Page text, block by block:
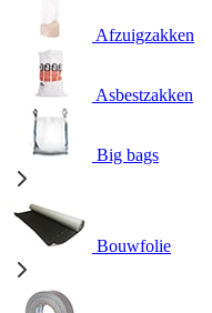
Afzuigzakken
Asbestzakken
Big bags
Bouwfolie